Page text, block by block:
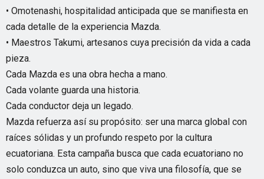
• Omotenashi, hospitalidad anticipada que se manifiesta en
cada detalle de la experiencia Mazda.
• Maestros Takumi, artesanos cuya precisión da vida a cada
pieza.
Cada Mazda es una obra hecha a mano.
Cada volante guarda una historia.
Cada conductor deja un legado.
Mazda refuerza así su propósito: ser una marca global con
raíces sólidas y un profundo respeto por la cultura
ecuatoriana. Esta campaña busca que cada ecuatoriano no
solo conduzca un auto, sino que viva una filosofía, que se